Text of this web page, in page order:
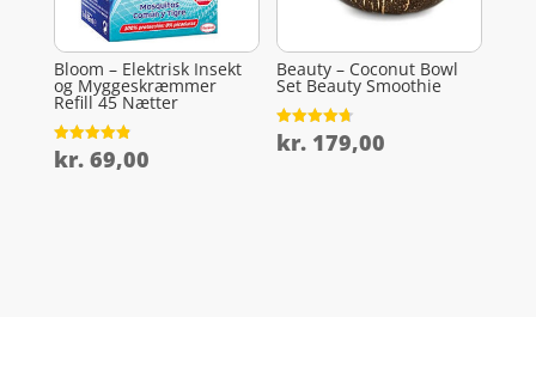
Bloom – Elektrisk Insekt
og Myggeskræmmer
Refill 45 Nætter
Vurderet
4.9
kr.69,00
Beauty – Coconut Bowl
Set Beauty Smoothie
Vurderet
4.7
kr. 179,00